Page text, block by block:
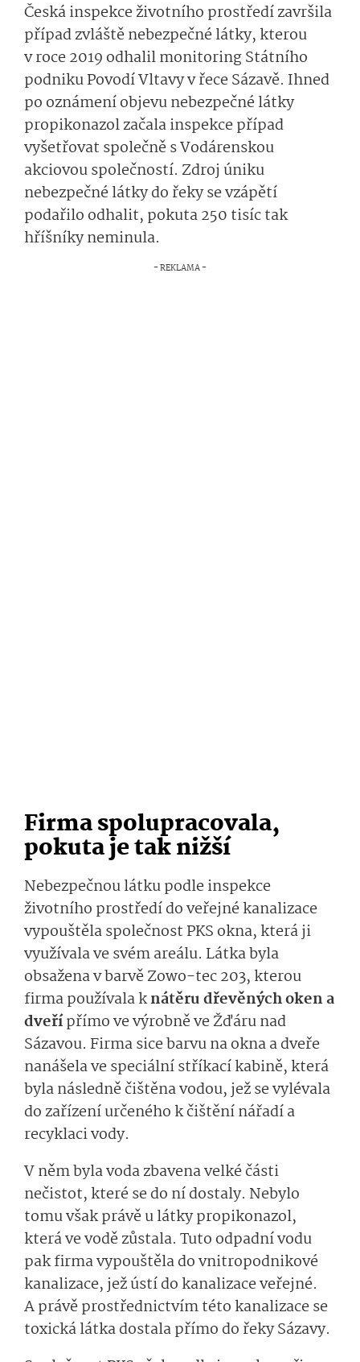
Česká inspekce životního prostředí završila
případ zvláště nebezpečné látky, kterou
v roce 2019 odhalil monitoring Státního
podniku Povodí Vltavy v řece Sázavě. Ihned
po oznámení objevu nebezpečné látky
propikonazol začala inspekce případ
vyšetřovat společně s Vodárenskou
akciovou společností. Zdroj úniku
nebezpečné látky do řeky se vzápětí
podařilo odhalit, pokuta 250 tisíc tak
hříšníky neminula.
Firma spolupracovala,
pokuta je tak nižší
Nebezpečnou látku podle inspekce
životního prostředí do veřejné kanalizace
vypouštěla společnost PKS okna, která ji
využívala ve svém areálu. Látka byla
obsažena v barvě Zowo-tec 203, kterou
firma používala knátěru dřevěných oken a
dveřípřímo ve výrobně ve Žďáru nad
Sázavou. Firma sice barvu na okna a dveře
nanášela ve speciální stříkací kabině, která
byla následně čištěna vodou, jež se vylévala
do zařízení určeného k čištění nářadí a
recyklaci vody.
V něm byla voda zbavena velké části
nečistot, které se do ní dostaly. Nebylo
tomu však právě u látky propikonazol,
která ve vodě zůstala. Tuto odpadní vodu
pak firma vypouštěla do vnitropodnikové
kanalizace, jež ústí do kanalizace veřejné.
A právě prostřednictvím této kanalizace se
toxická látka dostala přímo do řeky Sázavy.